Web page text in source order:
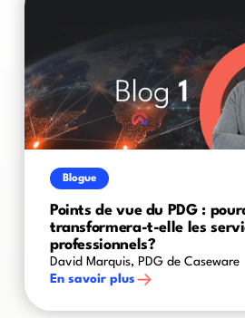
Blogue
Points de vue du PDG :
transformera-t-elle les
professionnels?
David Marquis, PDG de Caseware
En savoir plus